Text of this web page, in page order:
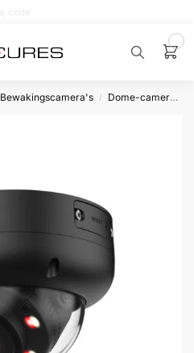
Bewakingscamera's / Dome-camera’s